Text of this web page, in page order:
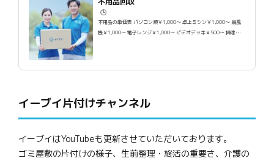
🕒️
不用品の単価表 パソコン類￥1,000～ 卓上ミシン￥1,000～ 扇風
機￥1,000～ 電子レンジ￥1,000～ ビデオデッキ￥500～ 掃除
イーブイ片付けチャンネル
イーブイはYouTubeも更新させていただいております。
ゴミ屋敷の片付けの様子、生前整理・終活の重要さ、介護の